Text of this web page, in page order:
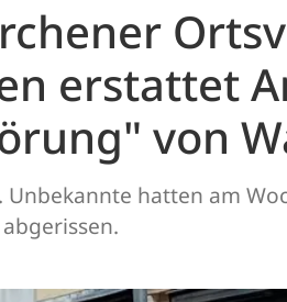
erstattet
von
Unbekannte hatten am